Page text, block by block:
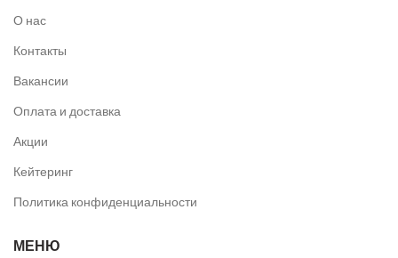
О нас
Контакты
Вакансии
Оплата и доставка
Акции
Кейтеринг
Политика конфиденциальности
МЕНЮ